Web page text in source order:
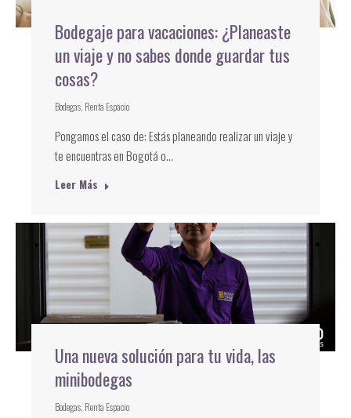
Bodegaje para vacaciones: ¿Planeaste
un viaje y no sabes donde guardar tus
cosas?
Bodegas Renta Espacio
Pongamos el caso de: Estás planeando realizar un viaje y
te encuentras en Bogotá o…
Leer Más
Una nueva solución para tu vida, las
minibodegas
Bodegas Renta Espacio